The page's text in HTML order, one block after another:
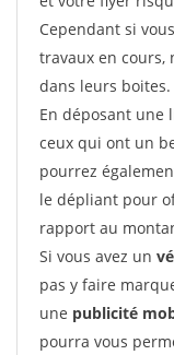
Cependant si
travaux en cours,
dans leurs boites.
En déposant une
ceux qui ont un
pourrez
le dépliant pour
rapport au
Si vous avez un
pas y faire
une publicité
pourra vous